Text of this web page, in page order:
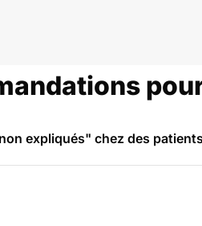
expliqués" chez des